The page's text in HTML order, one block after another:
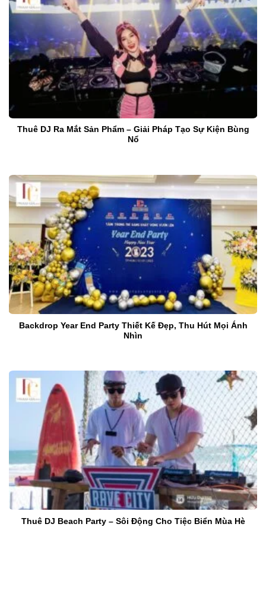
Thuê DJ Ra Mắt Sản Phẩm – Giải Pháp Tạo Sự Kiện Bùng
Nổ
Backdrop Year End Party Thiết Kế Đẹp, Thu Hút Mọi Ánh
Nhìn
Thuê DJ Beach Party – Sôi Động Cho Tiệc Biển Mùa Hè